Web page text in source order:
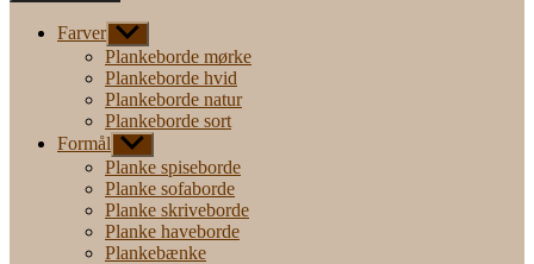
Farver Vis
undermenu
Plankeborde mørke
Plankeborde hvid
Plankeborde natur
Plankeborde sort
Formål Vis
undermenu
Planke spiseborde
Planke sofaborde
Planke skriveborde
Planke haveborde
Plankebænke